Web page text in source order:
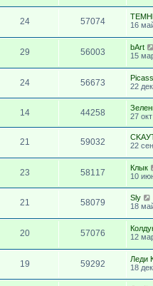
24 57074
16
29 56003
bArt
15
24 56673
22
14 44258
27
21 59032
22
23 58117
Клык
10
21 58079
Sly
18
20 57076
12
19 59292
Леди
18